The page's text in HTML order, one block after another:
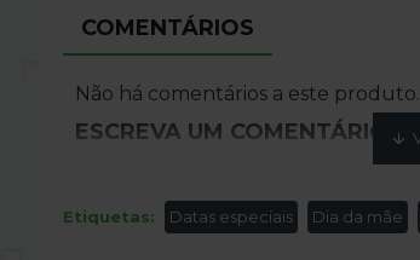
COMENTÁRIOS
Não há comentários a este produto.
ESCREVA UM COMENTÁRIO
Comentário
Etiquetas: Datas especiais Dia da mãe